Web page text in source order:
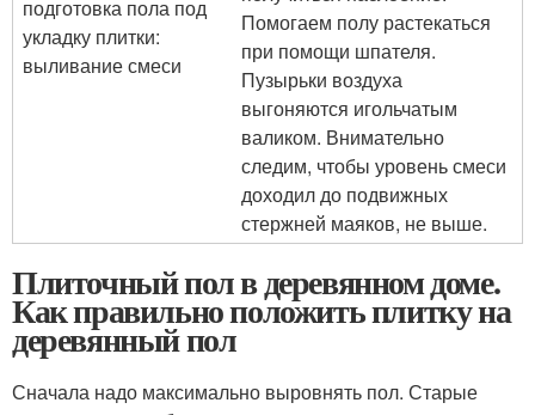
подготовка пола под
укладку плитки:
выливание смеси
Помогаем полу растекаться
при помощи шпателя.
Пузырьки воздуха
выгоняются игольчатым
валиком. Внимательно
следим, чтобы уровень смеси
доходил до подвижных
стержней маяков, не выше.
Плиточный пол в деревянном доме.
Как правильно положить плитку на
деревянный пол
Сначала надо максимально выровнять пол. Старые